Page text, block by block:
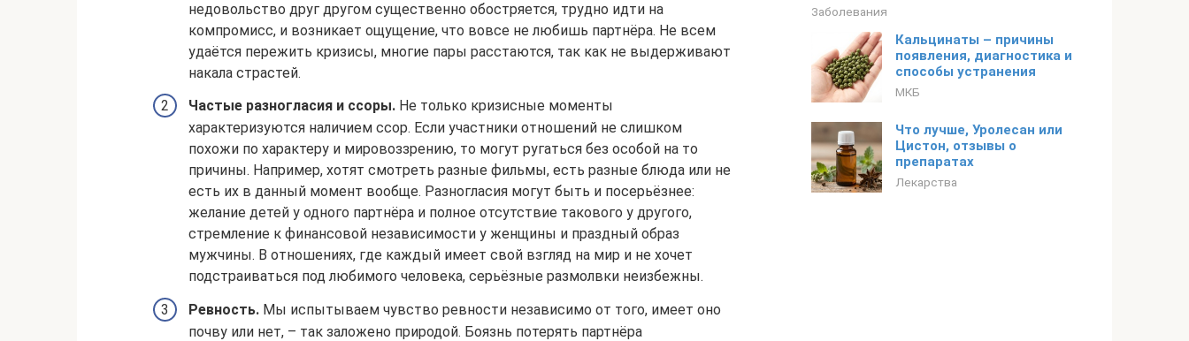
недовольство друг другом существенно обостряется, трудно идти на
компромисс, и возникает ощущение, что вовсе не любишь партнёра. Не всем
удаётся пережить кризисы, многие пары расстаются, так как не выдерживают
накала страстей.
Частые разногласия и ссоры. Не только кризисные моменты
характеризуются наличием ссор. Если участники отношений не слишком
похожи по характеру и мировоззрению, то могут ругаться без особой на то
причины. Например, хотят смотреть разные фильмы, есть разные блюда или не
есть их в данный момент вообще. Разногласия могут быть и посерьёзнее:
желание детей у одного партнёра и полное отсутствие такового у другого,
стремление к финансовой независимости у женщины и праздный образ
мужчины. В отношениях, где каждый имеет свой взгляд на мир и не хочет
подстраиваться под любимого человека, серьёзные размолвки неизбежны.
Ревность. Мы испытываем чувство ревности независимо от того, имеет оно
почву или нет, – так заложено природой. Боязнь потерять партнёра
Заболевания
Кальцинаты – причины
появления, диагностика и
способы устранения
МКБ
Что лучше, Уролесан или
Цистон, отзывы о
препаратах
Лекарства